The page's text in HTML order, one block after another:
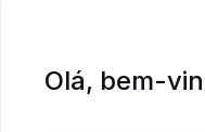
Olá, bem-